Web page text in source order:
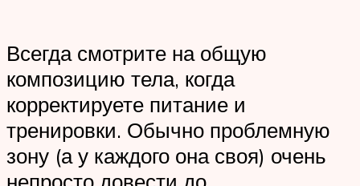
Всегда смотрите на общую
композицию тела, когда
корректируете питание и
тренировки. Обычно проблемную
зону (а у каждого она своя) очень